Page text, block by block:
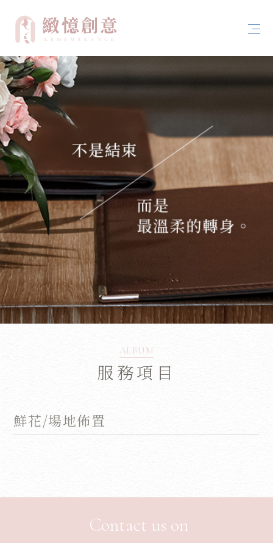
關於緻憶創意
案例分享
服務內容
聯絡我們
ALBUM
服務項目
鮮花/場地佈置
Contact us on